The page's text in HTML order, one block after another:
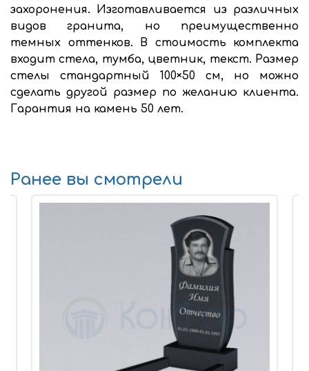
захоронения. Изготавливается из различных
видов гранита, но преимущественно
темных оттенков. В стоимость комплекта
входит стела, тумба, цветник, текст. Размер
стелы стандартный 100×50 см, но можно
сделать другой размер по желанию клиента.
Гарантия на камень 50 лет.
Ранее вы смотрели